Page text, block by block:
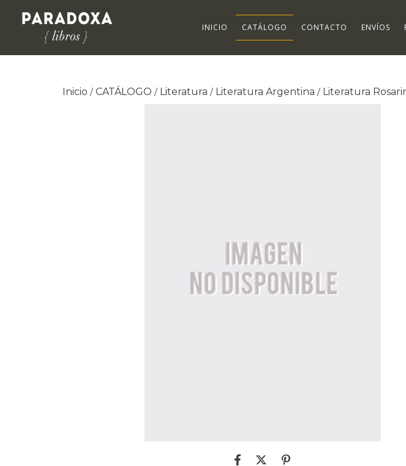
INICIO CATÁLOGO CONTACTO ENVÍOS
Inicio / CATÁLOGO / Literatura / Literatura Argentina / Literatura